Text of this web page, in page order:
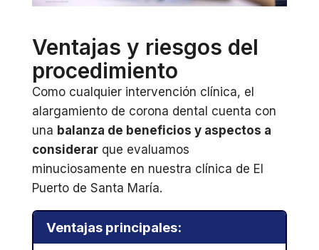
Ventajas y riesgos del
procedimiento
Como cualquier intervención clínica, el
alargamiento de corona dental cuenta con
una balanza de beneficios y aspectos a
considerarque evaluamos
minuciosamente en nuestra clínica de El
Puerto de Santa María.
Ventajas principales: